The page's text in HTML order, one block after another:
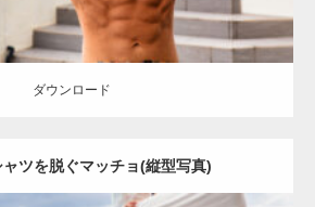
ダウンロード
ツを脱ぐマッチョ(縦型写真)